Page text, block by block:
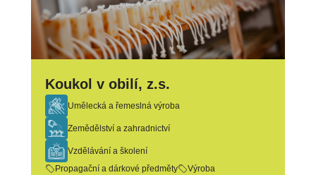
Koukol v obilí, z.s.
Umělecká a řemeslná výroba
Zemědělství a zahradnictví
Vzdělávání a školení
Propagační a dárkové předměty
Výroba